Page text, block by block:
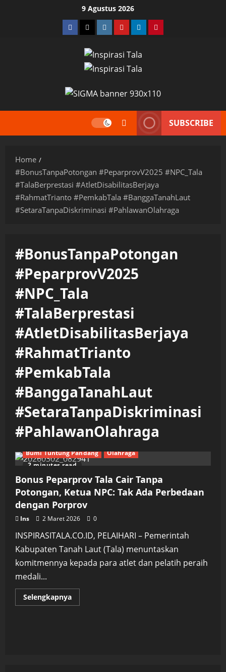
9 Agustus 2026
Facebook
TwitterInstagram
YouTubeLinkedInPinterest
SUBSCRIBE
Home
#BonusTanpaPotongan #PeparprovV2025 #NPC_Tala
#TalaBerprestasi #AtletDisabilitasBerjaya
#RahmatTrianto #PemkabTala #BanggaTanahLaut
#SetaraTanpaDiskriminasi #PahlawanOlahraga
#BonusTanpaPotongan
#PeparprovV2025
#NPC_Tala
#TalaBerprestasi
#AtletDisabilitasBerjaya
#RahmatTrianto
#PemkabTala
#BanggaTanahLaut
#SetaraTanpaDiskriminasi
#PahlawanOlahraga
2 minutes read
Bumi Tuntung Pandang Olahraga
Bonus Peparprov Tala Cair Tanpa
Potongan, Ketua NPC: Tak Ada Perbedaan
dengan Porprov
Ins 2 Maret 2026 0
INSPIRASITALA.CO.ID, PELAIHARI – Pemerintah
Kabupaten Tanah Laut (Tala) menuntaskan
komitmennya kepada para atlet dan pelatih peraih
medali...
SelengkapnyaRead
more